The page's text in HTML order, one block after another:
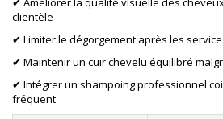
clientèle
✔ Limiter le dégorgement après les
✔ Maintenir un cuir chevelu équilibré
✔ Intégrer un shampoing professionnel
fréquent